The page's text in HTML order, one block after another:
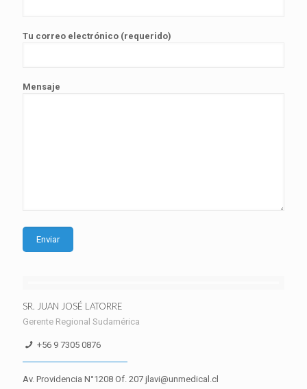
Tu correo electrónico (requerido)
Mensaje
SR. JUAN JOSÉ LATORRE
Gerente Regional Sudamérica
+56 9 7305 0876
Av. Providencia N°1208 Of. 207 jlavi@unmedical.cl